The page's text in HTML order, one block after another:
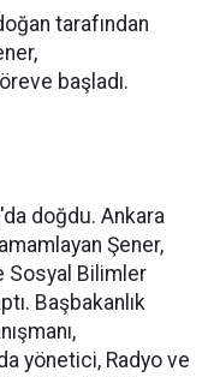
tarafından
başladı.
doğdu. Ankara
Şener,
Sosyal Bilimler
Başbakanlık
yönetici, Radyo ve